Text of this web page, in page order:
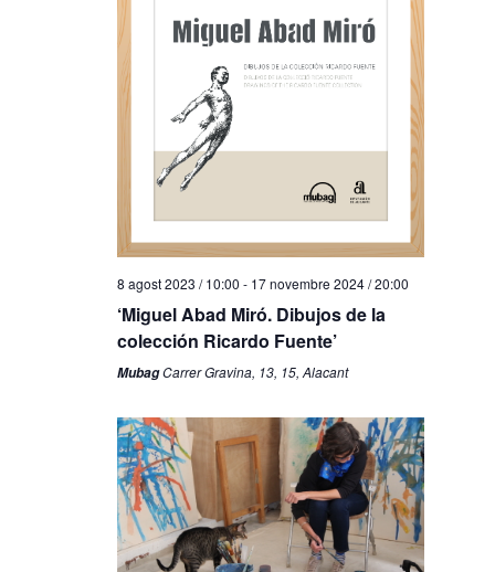
8 agost 2023 / 10:00 - 17 novembre 2024 / 20:00
‘Miguel Abad Miró. Dibujos de la
colección Ricardo Fuente’
MubagCarrer Gravina, 13, 15, Alacant